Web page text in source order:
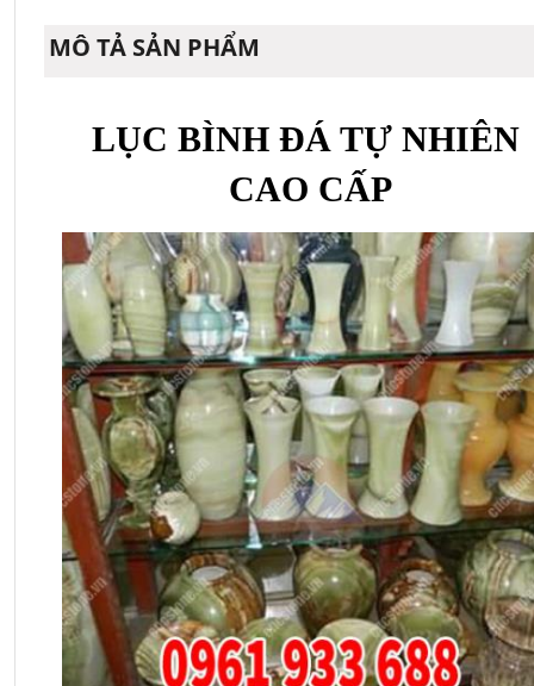
MÔ TẢ SẢN PHẨM
LỤC BÌNH ĐÁ TỰ NHIÊN
CAO CẤP